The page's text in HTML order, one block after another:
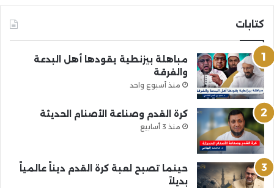
كتابات
مباهلة بيزنطية يقودها أهل البدعة
والفرقة
منذ أسبوع واحد
كرة القدم وصناعة الأصنام الحديثة
منذ 3 أسابيع
حينما تصبح لعبة كرة القدم ديناً عالمياً
بديلاً